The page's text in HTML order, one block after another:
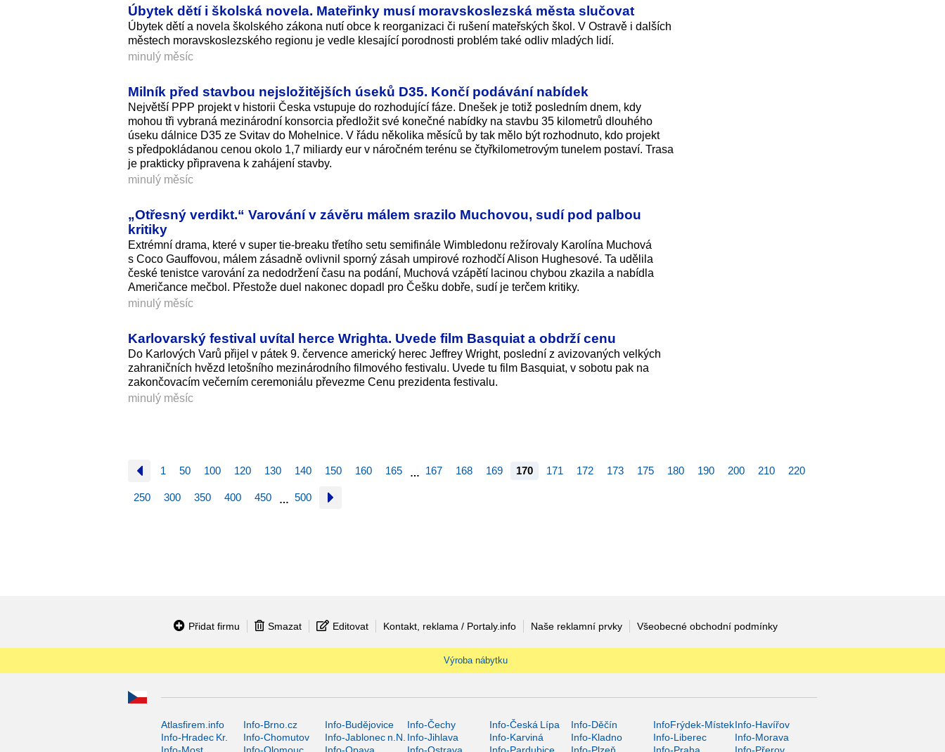
Úbytek dětí i školská novela. Mateřinky musí moravskoslezská města slučovat
Úbytek dětí a novela školského zákona nutí obce k reorganizaci či rušení mateřských škol. V Ostravě i dalších
městech moravskoslezského regionu je vedle klesající porodnosti problém také odliv mladých lidí.
minulý měsíc
Milník před stavbou nejsložitějších úseků D35. Končí podávání nabídek
Největší PPP projekt v historii Česka vstupuje do rozhodující fáze. Dnešek je totiž posledním dnem, kdy
mohou tři vybraná mezinárodní konsorcia předložit své konečné nabídky na stavbu 35 kilometrů dlouhého
úseku dálnice D35 ze Svitav do Mohelnice. V řádu několika měsíců by tak mělo být rozhodnuto, kdo projekt
s předpokládanou cenou okolo 1,7 miliardy eur v náročném terénu se čtyřkilometrovým tunelem postaví. Trasa
je prakticky připravena k zahájení stavby.
minulý měsíc
„Otřesný verdikt.“ Varování v závěru málem srazilo Muchovou, sudí pod palbou
kritiky
Extrémní drama, které v super tie-breaku třetího setu semifinále Wimbledonu režírovaly Karolína Muchová
s Coco Gauffovou, málem zásadně ovlivnil sporný zásah umpirové rozhodčí Alison Hughesové. Ta udělila
české tenistce varování za nedodržení času na podání, Muchová vzápětí lacinou chybou zkazila a nabídla
Američance mečbol. Přestože duel nakonec dopadl pro Češku dobře, sudí je terčem kritiky.
minulý měsíc
Karlovarský festival uvítal herce Wrighta. Uvede film Basquiat a obdrží cenu
Do Karlových Varů přijel v pátek 9. července americký herec Jeffrey Wright, poslední z avizovaných velkých
zahraničních hvězd letošního mezinárodního filmového festivalu. Uvede tu film Basquiat, v sobotu pak na
zakončovacím večerním ceremoniálu převezme Cenu prezidenta festivalu.
minulý měsíc
1 50 100 120 130 140 150 160 165 … 167 168 169 170 171 172 173 175 180 190 200 210 220
250 300 350 400 450 … 500
Přidat firmu Smazat Editovat Kontakt, reklama / Portaly.info Naše reklamní prvky Všeobecné obchodní podmínky
Výroba nábytku
Atlasfirem.info Info-Brno.cz Info-Budějovice Info-Čechy Info-Česká Lípa Info-Děčín InfoFrýdek-MístekInfo-Havířov
Info-Hradec Kr.
Info-Chomutov Info-Jablonec n.N. Info-Jihlava Info-Karviná Info-Kladno Info-Liberec
Info-Morava